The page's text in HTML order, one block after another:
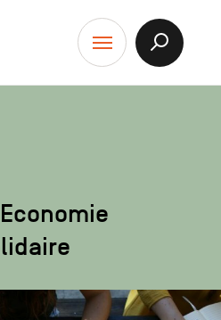
Menu
Afficher